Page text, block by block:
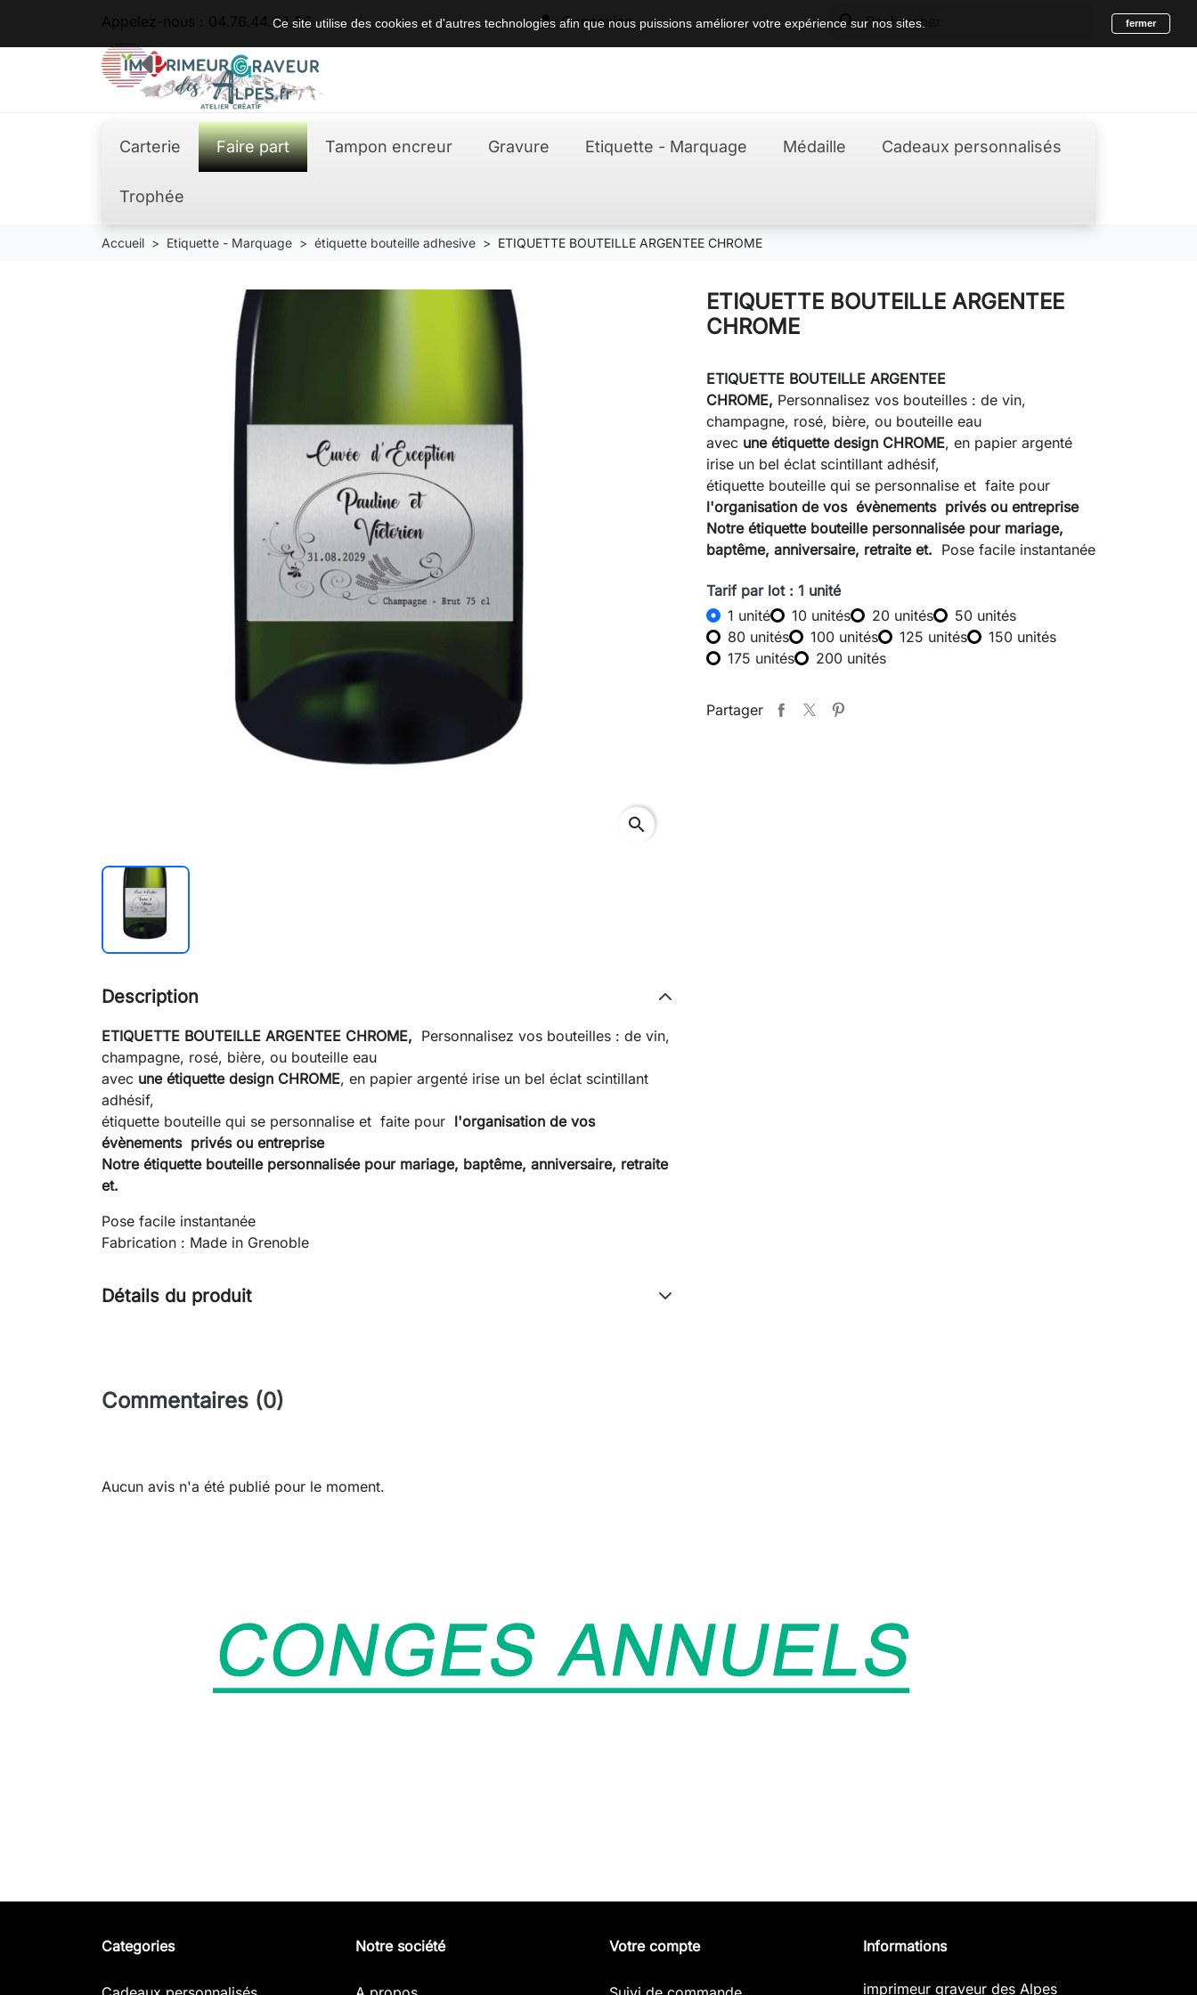
04.76.44.62.36  Connexion search
Carterie Faire part Tampon encreur Gravure Etiquette - Marquage Médaille Cadeaux personnalisés
Trophée
Accueil Etiquette - Marquage étiquette bouteille adhesive ETIQUETTE BOUTEILLE ARGENTEE CHROME
search
ETIQUETTE BOUTEILLE ARGENTEE
CHROME
ETIQUETTE BOUTEILLE ARGENTEE
CHROME, Personnalisez vos bouteilles : de vin,
champagne, rosé, bière, ou bouteille eau
avec une étiquette design CHROME, en papier argenté
irise un bel éclat scintillant adhésif,
étiquette bouteille qui se personnalise et faite pour
l'organisation de vos évènements privés ou entreprise
Notre étiquette bouteille personnalisée pour mariage,
baptême, anniversaire, retraite et. Pose facile instantanée
Tarif par lot : 1 unité
1 unité
10 unités 20 unités
50 unités
80 unités
100 unités 125 unités
150 unités
175 unités
200 unités
Partager
Description
ETIQUETTE BOUTEILLE ARGENTEE CHROME, Personnalisez vos bouteilles : de vin,
champagne, rosé, bière, ou bouteille eau
avec une étiquette design CHROME, en papier argenté irise un bel éclat scintillant
adhésif,
étiquette bouteille qui se personnalise et faite pour l'organisation de vos
évènements privés ou entreprise
Notre étiquette bouteille personnalisée pour mariage, baptême, anniversaire, retraite
et.
Pose facile instantanée
Fabrication : Made in Grenoble
Détails du produit
Commentaires (0)
Aucun avis n'a été publié pour le moment.
Categories Notre société Votre compte Informations
imprimeur graveur des Alpes
Ce site utilise des cookies et d'autres technologies afin que nous puissions améliorer votre expérience sur nos sites. fermer